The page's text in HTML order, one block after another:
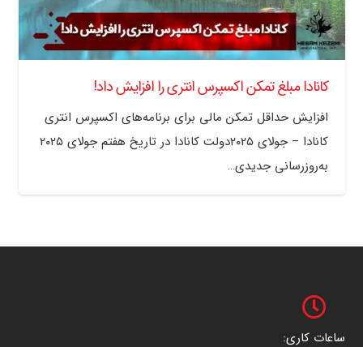
کانادا مبلغ تمکن اکسپرس انتری را افزایش داد!
افزایش حداقل تمکن مالی برای برنامه‌های اکسپرس انتری
کانادا – جولای ۲۰۲۵دولت کانادا در تاریخ هفتم جولای ۲۰۲۵
به‌روزرسانی جدیدی…
ساعات کاری: